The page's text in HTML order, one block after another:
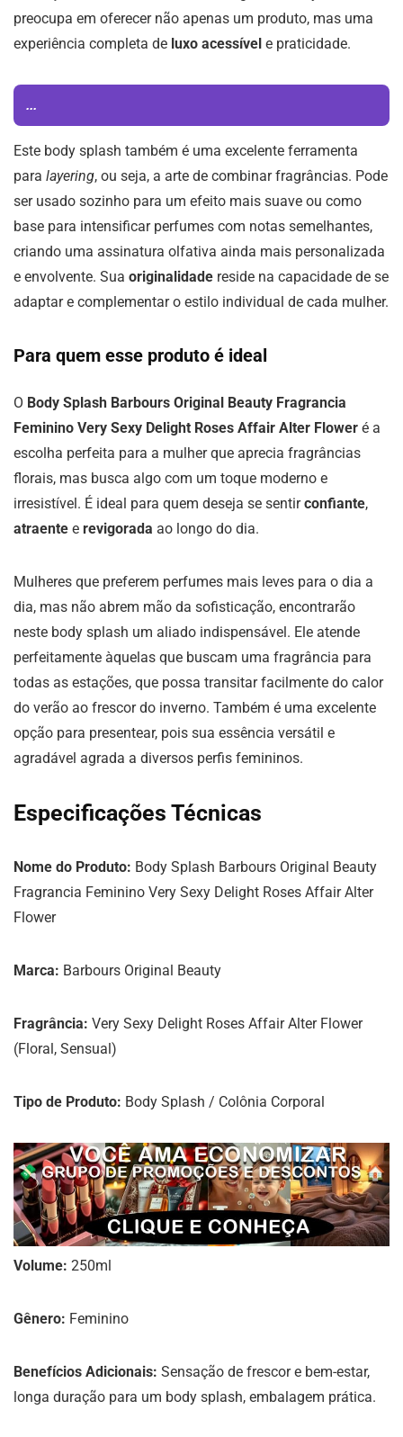
preocupa em oferecer não apenas um produto, mas uma
experiência completa de luxo acessível e praticidade.
...
Este body splash também é uma excelente ferramenta
para layering, ou seja, a arte de combinar fragrâncias. Pode
ser usado sozinho para um efeito mais suave ou como
base para intensificar perfumes com notas semelhantes,
criando uma assinatura olfativa ainda mais personalizada
e envolvente. Sua originalidade reside na capacidade de se
adaptar e complementar o estilo individual de cada mulher.
Para quem esse produto é ideal
O Body Splash Barbours Original Beauty Fragrancia
Feminino Very Sexy Delight Roses Affair Alter Flower é a
escolha perfeita para a mulher que aprecia fragrâncias
florais, mas busca algo com um toque moderno e
irresistível. É ideal para quem deseja se sentirconfiante,
atraente e revigorada ao longo do dia.
Mulheres que preferem perfumes mais leves para o dia a
dia, mas não abrem mão da sofisticação, encontrarão
neste body splash um aliado indispensável. Ele atende
perfeitamente àquelas que buscam uma fragrância para
todas as estações, que possa transitar facilmente do calor
do verão ao frescor do inverno. Também é uma excelente
opção para presentear, pois sua essência versátil e
agradável agrada a diversos perfis femininos.
Especificações Técnicas
Nome do Produto: Body Splash Barbours Original Beauty
Fragrancia Feminino Very Sexy Delight Roses Affair Alter
Flower
Marca: Barbours Original Beauty
Fragrância: Very Sexy Delight Roses Affair Alter Flower
(Floral, Sensual)
Tipo de Produto: Body Splash / Colônia Corporal
Volume: 250ml
Gênero: Feminino
Benefícios Adicionais: Sensação de frescor e bem-estar,
longa duração para um body splash, embalagem prática.